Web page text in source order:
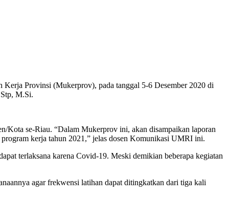
Provinsi (Mukerprov), pada tanggal 5-6 Desember 2020 di
M.Si.
se-Riau. “Dalam Mukerprov ini, akan disampaikan laporan
kerja tahun 2021,” jelas dosen Komunikasi UMRI ini.
terlaksana karena Covid-19. Meski demikian beberapa kegiatan
agar frekwensi latihan dapat ditingkatkan dari tiga kali